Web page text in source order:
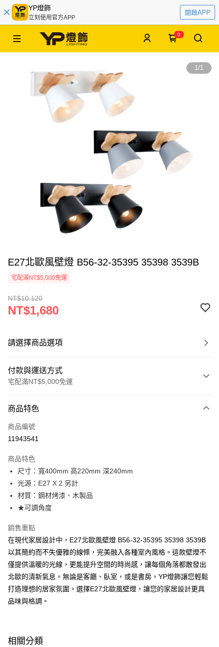
YP燈飾
立刻使用官方APP
開啟APP
0
1/1
E27北歐風壁燈 B56-32-35395 35398 3539B
宅配滿NT$5,000免運
NT$10,120
NT$1,680
請選擇商品選項
付款與運送方式
宅配滿NT$5,000免運
信用卡一次付款
LINE Pay
街口支付
悠遊付
Google Pay
全盈+PAY
AFTEE先享後付
相關說明
【關於「AFTEE先享後付」】
AFTEE先享後付是「在收到商品之後才付款」的支付方式。 讓您購物簡單
便利好安心！
１．簡單：不需註冊會員、不需綁卡、不需儲值。
２．便利：只要手機號碼，簡訊認證，即可結帳。
結帳頁面，進行簡訊認證並確認金額後，即可完成結帳。
商品特色
商品編號
11943541
商品特色
尺寸：寬400mm 高220mm 深240mm
光源：E27 X 2 另計
材質：鋼材烤漆、木製品
★可調角度
銷售重點
在現代家居設計中，E27北歐風壁燈 B56-32-35395 35398 3539B
以其簡約而不失優雅的線條，完美融入各種室內風格。這款壁燈不
僅提供溫暖的光線，更能提升空間的時尚感，讓每個角落都散發出
北歐的清新氣息。無論是客廳、臥室，或是書房，YP燈飾讓您輕鬆
打造理想的居家氛圍。選擇E27北歐風壁燈，讓您的家居設計更具
品味與格調。
相關分類